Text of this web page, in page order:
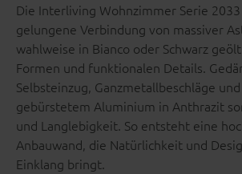
Die Interliving Wohnzimmer Serie
gelungene Verbindung von massiver
wahlweise in Bianco oder Schwarz
Formen und funktionalen Details.
Selbsteinzug, Ganzmetallbeschläge
gebürstetem Aluminium in Anthrazit
und Langlebigkeit. So entsteht eine
Anbauwand, die Natürlichkeit und
Einklang bringt.